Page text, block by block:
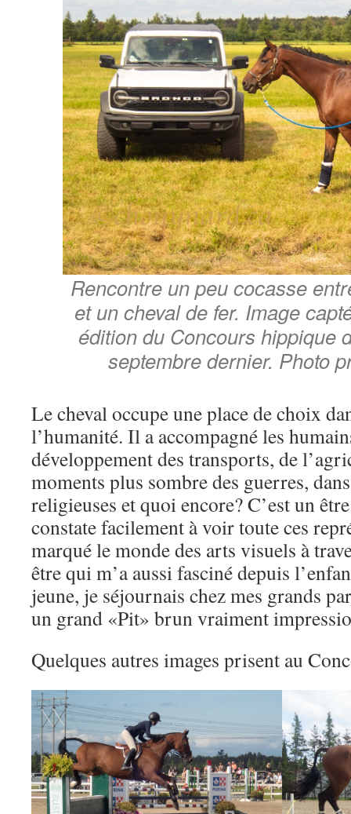
Rencontre un peu cocasse
et un cheval de fer. Image
édition du Concours hippique
septembre dernier. Photo
Le cheval occupe une place de choix
l’humanité. Il a accompagné les
développement des transports, de
moments plus sombre des guerres,
religieuses et quoi encore? C’est un
constate facilement à voir toute ces
marqué le monde des arts visuels à
être qui m’a aussi fasciné depuis
jeune, je séjournais chez mes grands
un grand «Pit» brun vraiment
Quelques autres images prisent au